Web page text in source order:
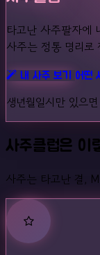
타고난 사주팔자에
사주는 정통 명리로
내 사주 보기 어떤
생년월일시만 있으
사주클럽은 이
사주는 타고난 결,